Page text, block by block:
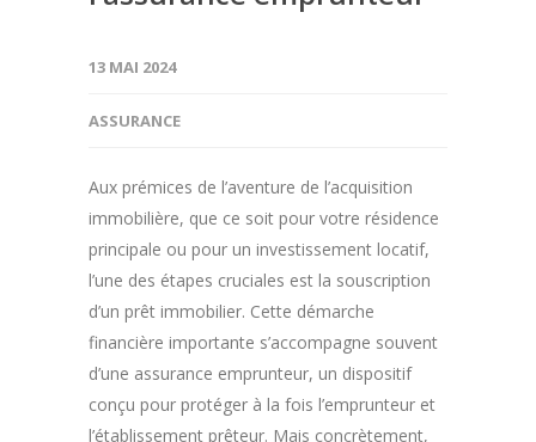
13 MAI 2024
ASSURANCE
Aux prémices de l’aventure de l’acquisition
immobilière, que ce soit pour votre résidence
principale ou pour un investissement locatif,
l’une des étapes cruciales est la souscription
d’un prêt immobilier. Cette démarche
financière importante s’accompagne souvent
d’une assurance emprunteur, un dispositif
conçu pour protéger à la fois l’emprunteur et
l’établissement prêteur. Mais concrètement,